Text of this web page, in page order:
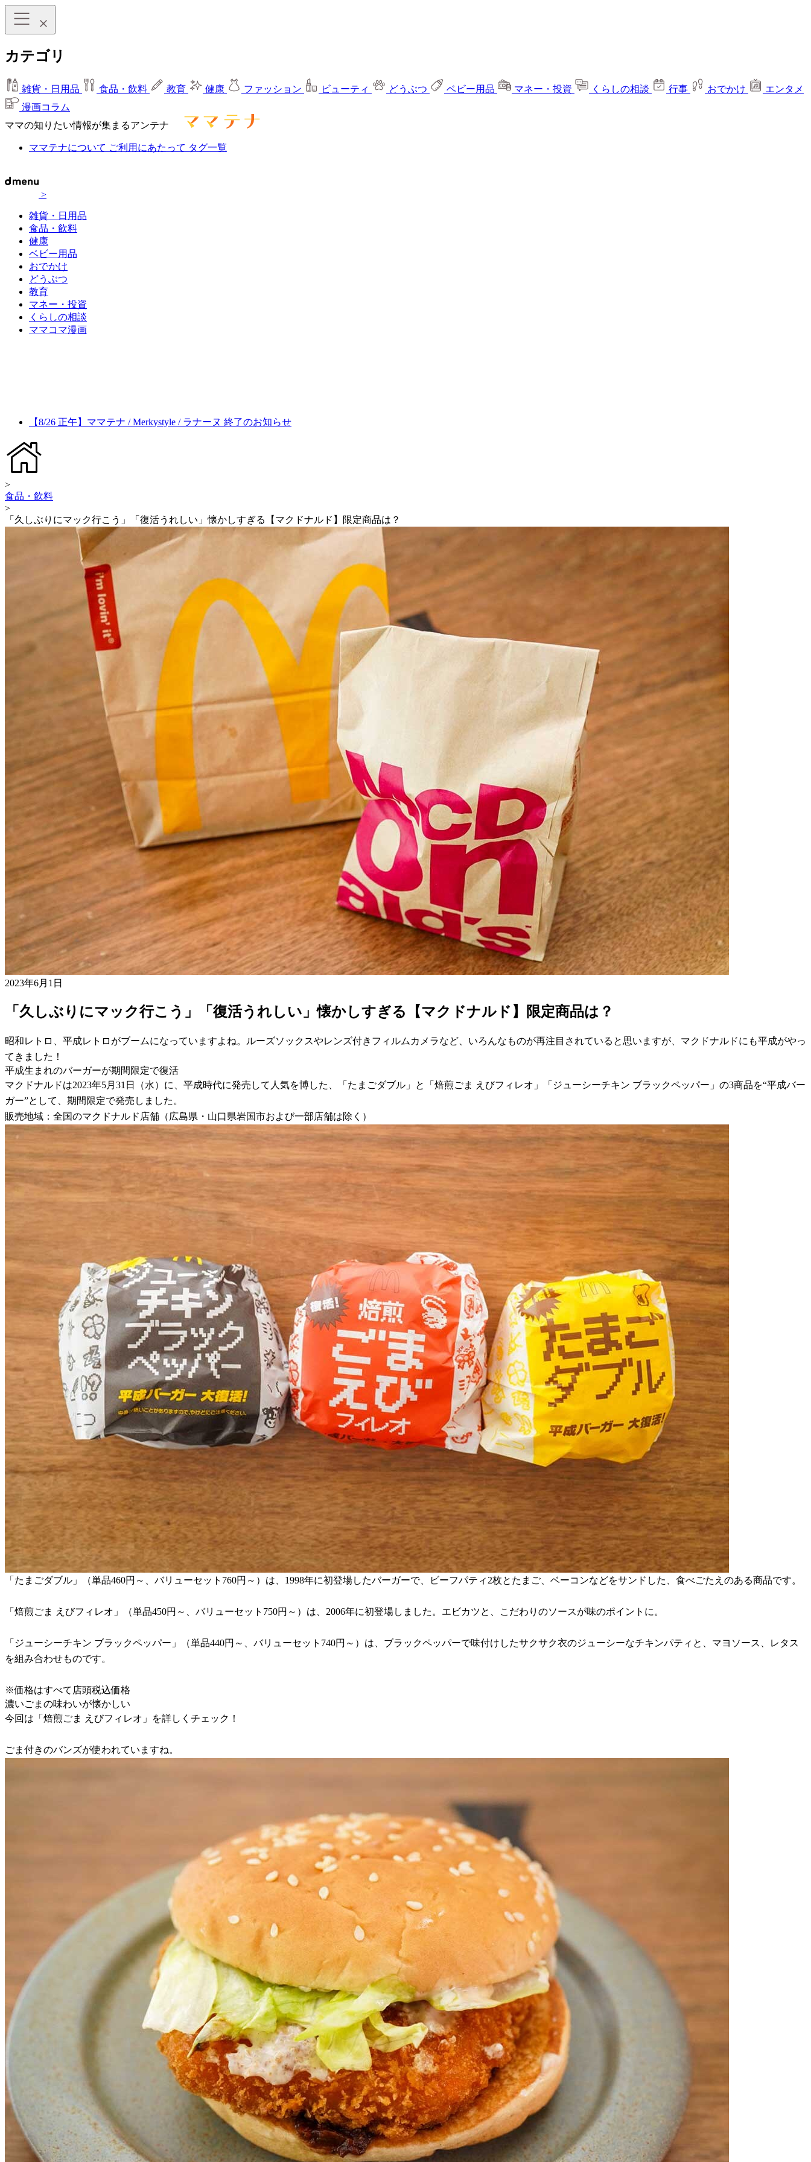
カテゴリ
雑貨・日用品 食品・飲料 教育 健康 ファッション ビューティ どうぶつ ベビー用品 マネー・投資 くらしの相談 行事 おでかけ
エンタメ
漫画コラム
ママの知りたい情報が集まるアンテナ
ママテナについて ご利用にあたって タグ一覧
>
雑貨・日用品
食品・飲料
健康
ベビー用品
おでかけ
どうぶつ
教育
マネー・投資
くらしの相談
ママコマ漫画
【8/26 正午】ママテナ / Merkystyle / ラナーヌ 終了のお知らせ
>
食品・飲料
>
「久しぶりにマック行こう」「復活うれしい」懐かしすぎる【マクドナルド】限定商品は？
2023年6月1日
「久しぶりにマック行こう」「復活うれしい」懐かしすぎる【マクドナルド】限定商品は？
昭和レトロ、平成レトロがブームになっていますよね。ルーズソックスやレンズ付きフィルムカメラなど、いろんなものが再注目されていると思いますが、マクドナルドにも平成がやっ
てきました！
平成生まれのバーガーが期間限定で復活
マクドナルドは2023年5月31日（水）に、平成時代に発売して人気を博した、「たまごダブル」と「焙煎ごま えびフィレオ」「ジューシーチキン ブラックペッパー」の3商品を“平成バー
ガー”として、期間限定で発売しました。
販売地域：全国のマクドナルド店舗（広島県・山口県岩国市および一部店舗は除く）
「たまごダブル」（単品460円～、バリューセット760円～）は、1998年に初登場したバーガーで、ビーフパティ2枚とたまご、ベーコンなどをサンドした、食べごたえのある商品です。
「焙煎ごま えびフィレオ」（単品450円～、バリューセット750円～）は、2006年に初登場しました。エビカツと、こだわりのソースが味のポイントに。
「ジューシーチキン ブラックペッパー」（単品440円～、バリューセット740円～）は、ブラックペッパーで味付けしたサクサク衣のジューシーなチキンパティと、マヨソース、レタス
を組み合わせものです。
※価格はすべて店頭税込価格
濃いごまの味わいが懐かしい
今回は「焙煎ごま えびフィレオ」を詳しくチェック！
ごま付きのバンズが使われていますね。